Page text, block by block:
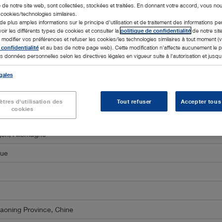
et vous propose un programme de formation fixe.
Pays
-
Allemagne
Province, Chine
de notre site web, sont collectées, stockées et traitées. En donnant votre accord, vous
technologies similaires.
plus amples informations sur le principe d'utilisation et de traitement des informations
les différents types de cookies et consulter la politique de confidentialité de notre
vos préférences et refuser les cookies/les technologies similaires à tout moment
et au bas de notre page web). Cette modification n'affecte aucunement le
données personnelles selon les directives légales en vigueur suite à l'autorisation et
d'utilisation des
cookies
Tout refuser Accepter